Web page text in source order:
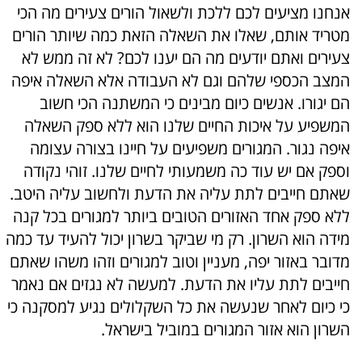
אנחנו מציעים לכם ללכת ולשאול הורים צעירים מה הכי
מטריד אותם, שאלו את השאלה הזאת כמה שיותר הורים
צעירים ואתם יודעים מה הם יענו לכם? לא זה ממש לא
המצב הכספי שלהם וגם לא העבודה אלא השאלה איפה
הם יגורו. אנשים כיום מבינים כי המשתנה הכי חשוב
המשפיע על איכות החיים שלנו הוא ללא ספק השאלה
איפה נגור. המגורים משפיעים על חיינו בצורה עצומה
וספק אם יש עוד כה משמעותי לחיים שלנו. זוהי נקודה
שאתם חייבים לתת עליה את הדעת ולחשוב עליה היטב.
ללא ספק אחד האזורים הטובים ביותר למגורים בכל קנה
מידה הוא השרון. רק מי שביקר בשרון יכול להעיד עד כמה
מדובר באזור יפה, מעניין וטוב למגורים וזהו משהו שאתם
חייבים לתת עליו את הדעת. למעשה לא נגזים אם נאמר
כי כיום לאחר שנעשה את כל השקלולים נגיע למסקנה כי
השרון הוא אזור המגורים במוביל בישראל.